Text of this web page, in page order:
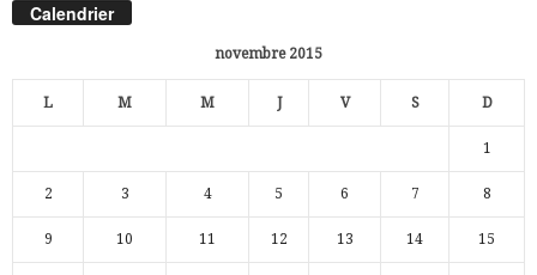
Calendrier
novembre 2015
L M M J V S D
1
2 3 4 5 6 7 8
9 10 11 12 13 14 15